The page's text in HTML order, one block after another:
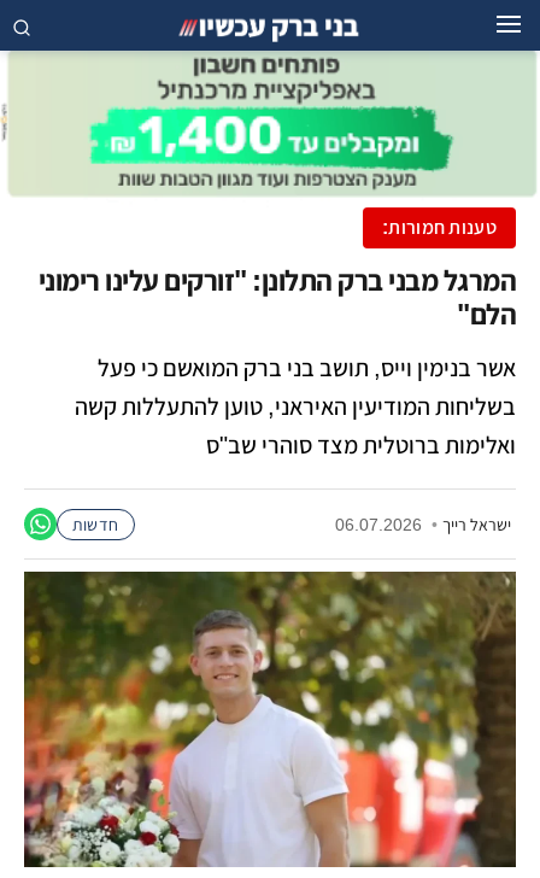
טענות חמורות:
המרגל מבני ברק התלונן: "זורקים עלינו רימוני
הלם"
אשר בנימין וייס, תושב בני ברק המואשם כי פעל
בשליחות המודיעין האיראני, טוען להתעללות קשה
ואלימות ברוטלית מצד סוהרי שב"ס
ישראל רייך •
06.07.2026 חדשות